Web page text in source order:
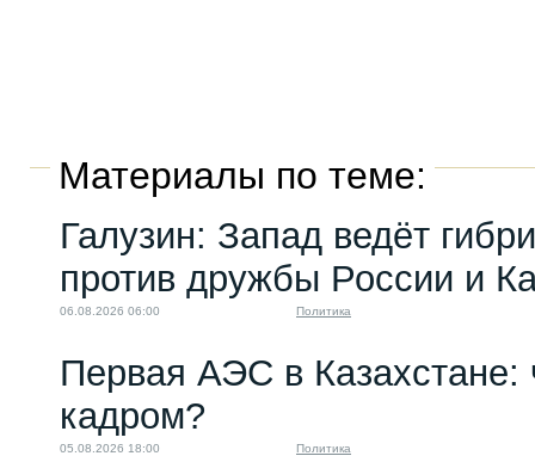
Материалы по теме:
Галузин: Запад ведёт
против дружбы России и
06.08.2026 06:00 Политика
Первая АЭС в Казахстане:
кадром?
05.08.2026 18:00 Политика